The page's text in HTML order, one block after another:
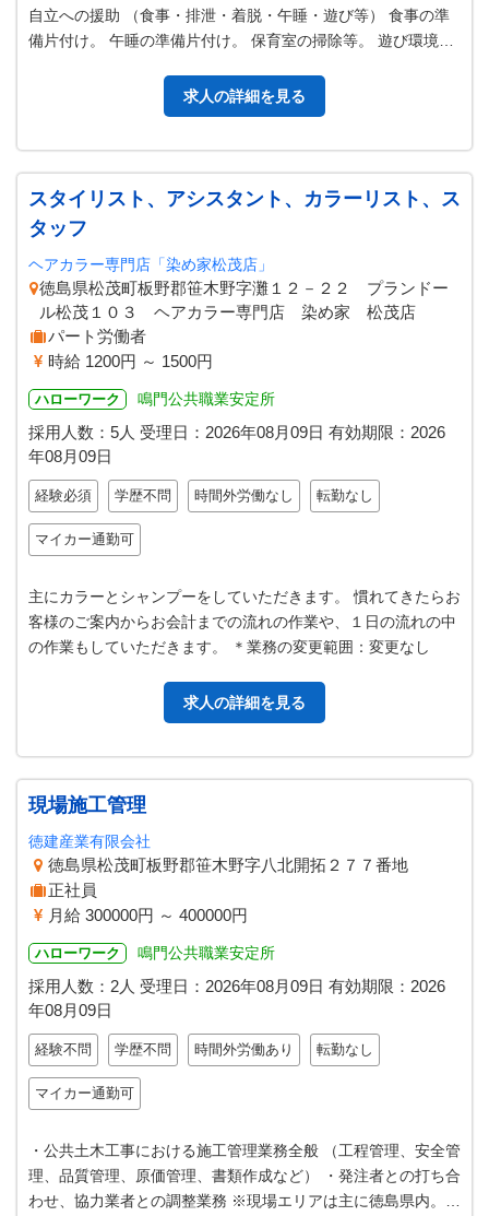
自立への援助 （食事・排泄・着脱・午睡・遊び等） 食事の準
備片付け。 午睡の準備片付け。 保育室の掃除等。 遊び環境の
求人の詳細を見る
スタイリスト、アシスタント、カラーリスト、ス
タッフ
ヘアカラー専門店「染め家松茂店」
徳島県松茂町板野郡笹木野字灘１２－２２ プランドー
ル松茂１０３ ヘアカラー専門店 染め家 松茂店
パート労働者
時給 1200円 ～ 1500円
ハローワーク 鳴門公共職業安定所
採用人数：5人 受理日： 2026年08月09日 有効期限： 2026
年08月09日
経験必須 学歴不問 時間外労働なし 転勤なし
マイカー通勤可
主にカラーとシャンプーをしていただきます。 慣れてきたらお
客様のご案内からお会計までの流れの作業や、１日の流れの中
の作業もしていただきます。 ＊業務の変更範囲：変更なし
求人の詳細を見る
現場施工管理
徳建産業有限会社
徳島県松茂町板野郡笹木野字八北開拓２７７番地
正社員
月給 300000円 ～ 400000円
ハローワーク 鳴門公共職業安定所
採用人数：2人 受理日： 2026年08月09日 有効期限： 2026
年08月09日
経験不問 学歴不問 時間外労働あり 転勤なし
マイカー通勤可
・公共土木工事における施工管理業務全般 （工程管理、安全管
理、品質管理、原価管理、書類作成など） ・発注者との打ち合
わせ、協力業者との調整業務 ※現場エリアは主に徳島県内。